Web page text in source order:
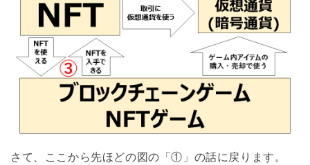
さて、ここから先ほどの図の「①」の話に戻ります。